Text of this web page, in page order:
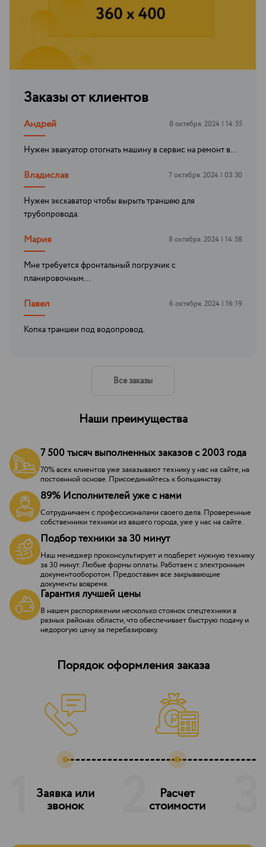
Заказы от клиентов
Андрей 8 октября. 2024 | 14:55
Нужен эвакуатор отогнать машину в сервис на ремонт в...
Владислав 7 октября. 2024 | 03:30
Нужен экскаватор чтобы вырыть траншею для
трубопровода.
Мария 8 октября. 2024 | 14:58
Мне требуется фронтальный погрузчик с
планировочным...
Павел 6 октября. 2024 | 16:19
Копка траншеи под водопровод.
Все заказы
Наши преимущества
7 500 тысяч выполненных заказов с 2003 года
70% всех клиентов уже заказывают технику у нас на сайте, на
постоянной основе. Присоединяйтесь к большинству.
89% Исполнителей уже с нами
Сотрудничаем с профессионалами своего дела. Проверенные
собственники техники из вашего города, уже у нас на сайте.
Подбор техники за 30 минут
Наш менеджер проконсультирует и подберет нужную технику
за 30 минут. Любые формы оплаты. Работаем с электронным
документооборотом. Предоставим все закрывающие
документы вовремя.
Гарантия лучшей цены
В нашем распоряжении несколько стоянок спецтехники в
разных районах области, что обеспечивает быструю подачу и
недорогую цену за перебазировку.
Порядок оформления заказа
Заявка или
звонок
Расчет
стоимости